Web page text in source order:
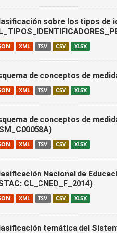
sobre los tipos de
XML TSV CSV XLSX
de conceptos de
XML TSV CSV XLSX
de conceptos de
XML TSV CSV XLSX
Nacional de
CL_CNED_F_2014)
XML TSV CSV XLSX
temática del